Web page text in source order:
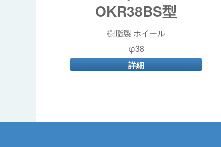
OKR38BS型
樹脂製 ホイール
φ38
詳細